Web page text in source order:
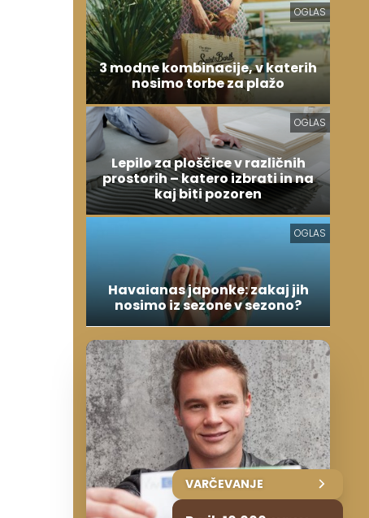
OGLAS
3 modne kombinacije, v katerih
nosimo torbe za plažo
OGLAS
Lepilo za ploščice v različnih
prostorih – katero izbrati in na
kaj biti pozoren
OGLAS
Havaianas japonke: zakaj jih
nosimo iz sezone v sezono?
VARČEVANJE